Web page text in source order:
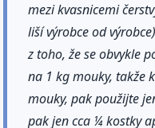
mezi kvasnicemi
liší výrobce od
z toho, že se obvykle
na 1 kg mouky, takže
mouky, pak použijte
pak jen cca ¼ kostky